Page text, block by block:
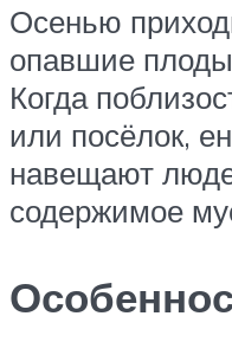
Осенью
опавшие
Когда
или посёлок,
навещают
содержимое